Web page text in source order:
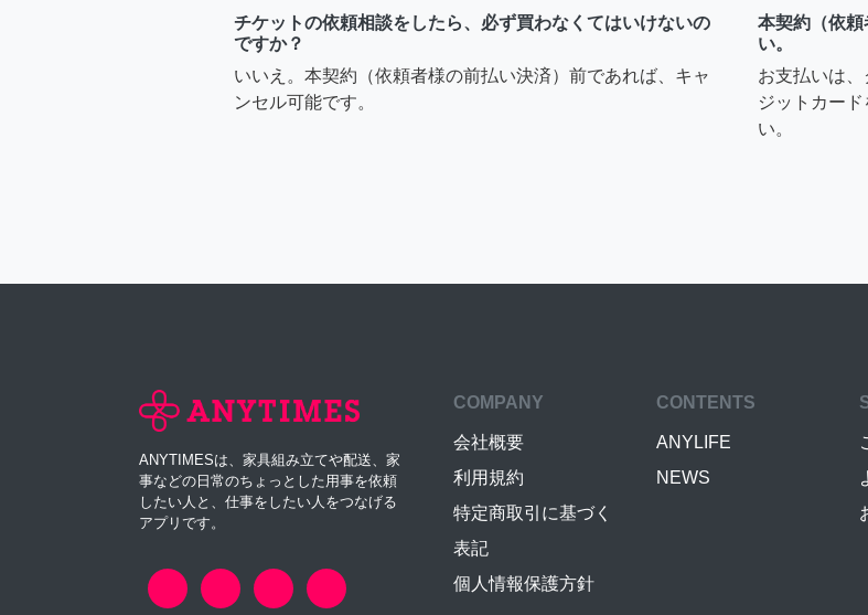
チケットの依頼相談をしたら、必ず買わなくてはいけないの
ですか？
いいえ。本契約（依頼者様の前払い決済）前であれば、キャ
ンセル可能です。
本契約（依
い。
お支払いは
ジットカー
い。
ANYTIMESは、家具組み立てや配送、家
事などの日常のちょっとした用事を依頼
したい人と、仕事をしたい人をつなげる
アプリです。
COMPANY
会社概要
利用規約
特定商取引に基づく
表記
個人情報保護方針
CONTENTS
ANYLIFE
NEWS